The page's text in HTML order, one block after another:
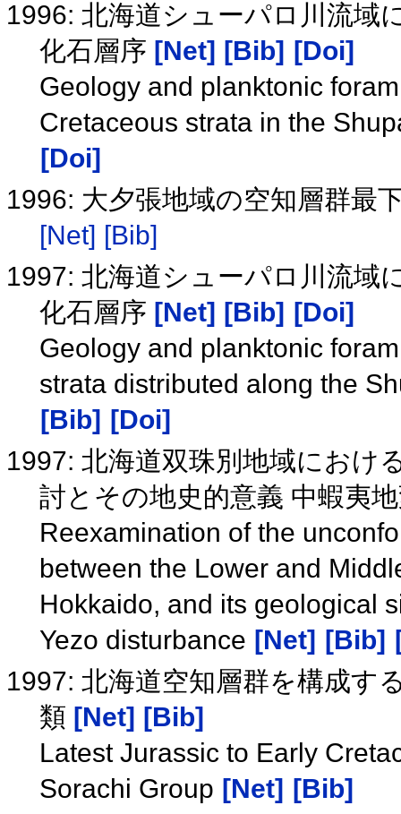
1996: 北海道シューパロ川流域
化石層序 [Net] [Bib] [Doi]
Geology and planktonic
Cretaceous strata in the
[Doi]
1996: 大夕張地域の空知層群最
[Net] [Bib]
1997: 北海道シューパロ川流域
化石層序 [Net] [Bib] [Doi]
Geology and planktonic
strata distributed along the
[Bib] [Doi]
1997: 北海道双珠別地域におけ
討とその地史的意義 中蝦夷
Reexamination of the
between the Lower and
Hokkaido, and its geological
Yezo disturbance [Net] [Bib]
1997: 北海道空知層群を構成す
類 [Net] [Bib]
Latest Jurassic to Early
Sorachi Group [Net]
[Bib]